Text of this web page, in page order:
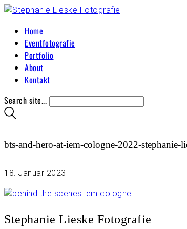
Home
Eventfotografie
Portfolio
About
Kontakt
Search site...
bts-and-hero-at-iem-cologne-2022-stephanie-
18. Januar 2023
Stephanie Lieske Fotografie